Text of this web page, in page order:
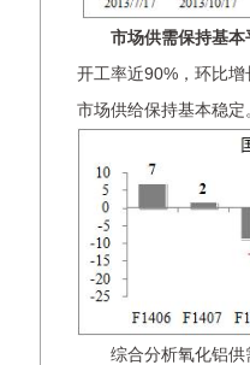
市场供需保持基本
开工率近90%，环比
市场供给保持基本稳定
综合分析氧化铝供需